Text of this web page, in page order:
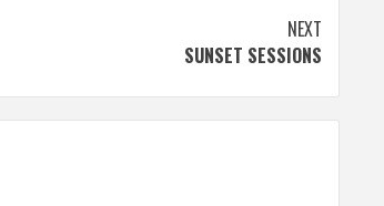
NEXT
SUNSET SESSIONS